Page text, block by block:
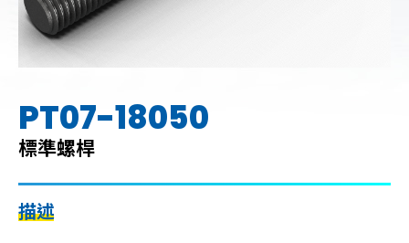
PT07-18050
標準螺桿
描述